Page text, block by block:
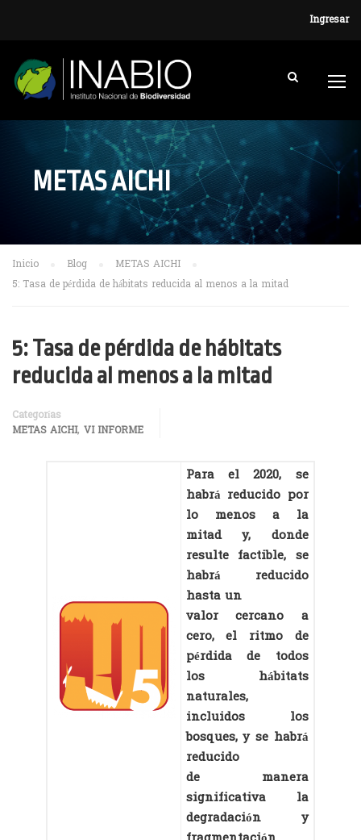
Ingresar
METAS AICHI
Inicio Blog
METAS AICHI
5: Tasa de pérdida de hábitats reducida al menos a la mitad
5: Tasa de pérdida de hábitats
reducida al menos a la mitad
Categorías
METAS AICHI, VI INFORME
Para el 2020, se
habrá reducido por
lo menos a la
mitad y, donde
resulte factible, se
habrá reducido
hasta un
valor cercano a
cero, el ritmo de
pérdida de todos
los hábitats
naturales,
incluidos los
bosques, y se habrá
reducido
de manera
significativa la
degradación y